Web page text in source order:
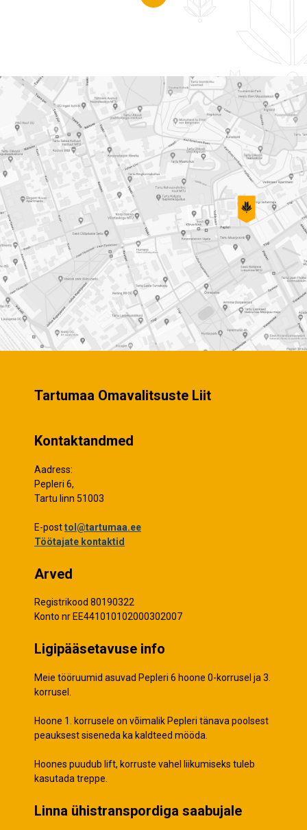
Tartumaa Omavalitsuste Liit
Kontaktandmed
Aadress:
Pepleri 6,
Tartu linn 51003
E-posttol@tartumaa.ee
Töötajate kontaktid
Arved
Registrikood 80190322
Konto nr EE441010102000302007
Ligipääsetavuse info
Meie tööruumid asuvad Pepleri 6 hoone 0-korrusel ja 3.
korrusel.
Hoone 1. korrusele on võimalik Pepleri tänava poolsest
peauksest siseneda ka kaldteed mööda.
Hoones puudub lift, korruste vahel liikumiseks tuleb
kasutada treppe.
Linna ühistranspordiga saabujale